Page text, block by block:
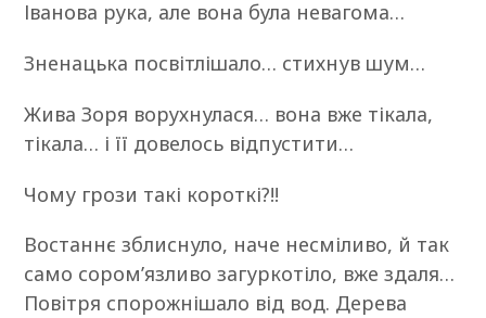
Іванова рука, але вона була невагома…
Зненацька посвітлішало… стихнув шум…
Жива Зоря ворухнулася… вона вже тікала,
тікала… і її довелось відпустити…
Чому грози такі короткі?!!
Востаннє зблиснуло, наче несміливо, й так
само сором’язливо загуркотіло, вже здаля…
Повітря спорожнішало від вод. Дерева